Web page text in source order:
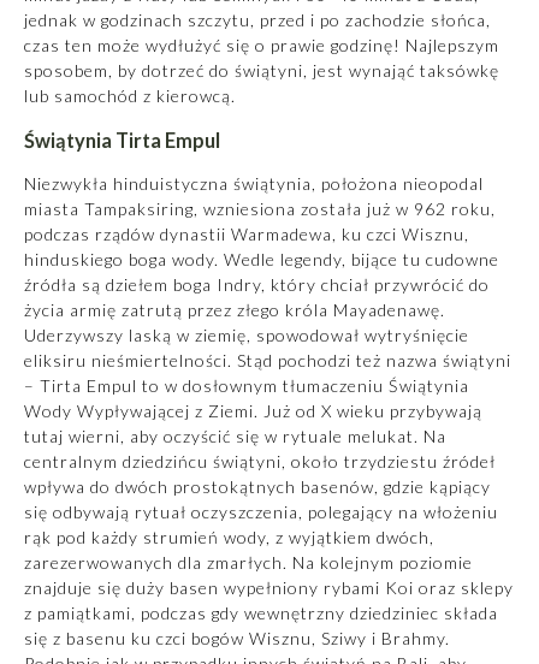
jednak w godzinach szczytu, przed i po zachodzie słońca,
czas ten może wydłużyć się o prawie godzinę! Najlepszym
sposobem, by dotrzeć do świątyni, jest wynająć taksówkę
lub samochód z kierowcą.
Świątynia Tirta Empul
Niezwykła hinduistyczna świątynia, położona nieopodal
miasta Tampaksiring, wzniesiona została już w 962 roku,
podczas rządów dynastii Warmadewa, ku czci Wisznu,
hinduskiego boga wody. Wedle legendy, bijące tu cudowne
źródła są dziełem boga Indry, który chciał przywrócić do
życia armię zatrutą przez złego króla Mayadenawę.
Uderzywszy laską w ziemię, spowodował wytryśnięcie
eliksiru nieśmiertelności. Stąd pochodzi też nazwa świątyni
– Tirta Empul to w dosłownym tłumaczeniu Świątynia
Wody Wypływającej z Ziemi. Już od X wieku przybywają
tutaj wierni, aby oczyścić się w rytuale melukat. Na
centralnym dziedzińcu świątyni, około trzydziestu źródeł
wpływa do dwóch prostokątnych basenów, gdzie kąpiący
się odbywają rytuał oczyszczenia, polegający na włożeniu
rąk pod każdy strumień wody, z wyjątkiem dwóch,
zarezerwowanych dla zmarłych. Na kolejnym poziomie
znajduje się duży basen wypełniony rybami Koi oraz sklepy
z pamiątkami, podczas gdy wewnętrzny dziedziniec składa
się z basenu ku czci bogów Wisznu, Sziwy i Brahmy.